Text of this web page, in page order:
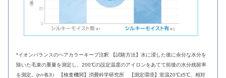
*イオンバランスのヘアカラーキープ注釈 【試験方法】水に浸した後に余分な水分を
除いた毛束の重量を測定し、200℃の設定温度のアイロンをあてて前後の水分残留率
を測定。(n=各3） 【検査機関】消費科学研究所 【測定環境】室温20℃±5℃、相対